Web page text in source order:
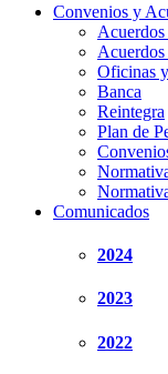
Convenios y
Oficinas
Banca
Reintegra
Plan de
Comunicados
2024
2023
2022